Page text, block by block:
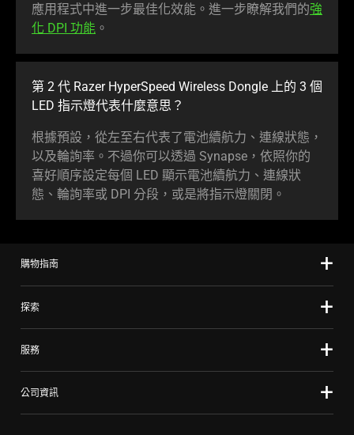
應用程式中進一步最佳化效能。進一步瞭解我們的強
化 DPI 功能 。
第 2 代 Razer HyperSpeed Wireless Dongle 上的 3 個
LED 指示燈代表什麼意思 ？
根據預設，從左至右代表了電池續航力、連線狀態，
以及輪詢率。不過你可以透過 Synapse，依照你的
喜好順序設定每個 LED 顯示電池續航力、連線狀
態、輪詢率或 DPI 分段，或是將指示燈關閉 。
購物指南
探索
服務
公司資訊